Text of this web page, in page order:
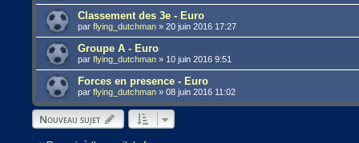
Classement des 3e - Euro
parflying_dutchman »20 juin 2016 17:27
Groupe A - Euro
parflying_dutchman » 10 juin 2016 9:51
Forces en presence - Euro
parflying_dutchman »08 juin 2016 11:02
Nouveau sujet